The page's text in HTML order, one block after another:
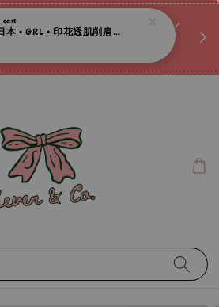
水晶手鍊』嗎ꕀ♡ 私訊我們.ᐟ.ᐟ
這邊按下去